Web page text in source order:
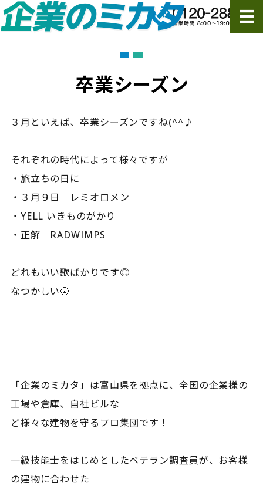
ご依頼・お問い合わせ
卒業シーズン
３月といえば、卒業シーズンですね(^^♪
それぞれの時代によって様々ですが
・旅立ちの日に
・３月９日 レミオロメン
・YELL いきものがかり
・正解 RADWIMPS
どれもいい歌ばかりです◎
なつかしい🌝
「企業のミカタ」は富山県を拠点に、全国の企業様の
工場や倉庫、自社ビルな
ど様々な建物を守るプロ集団です！
一級技能士をはじめとしたベテラン調査員が、お客様
の建物に合わせた